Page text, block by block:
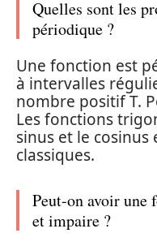
Quelles sont les
périodique ?
Une fonction est
à intervalles
nombre positif T.
Les fonctions
sinus et le cosinus
classiques.
Peut-on avoir une
et impaire ?